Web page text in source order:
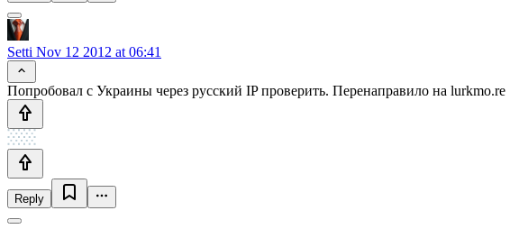
Setti Nov 12 2012 at 06:41
Попробовал с Украины через русский IP проверить. Перенаправило на lurkmo.re
Reply